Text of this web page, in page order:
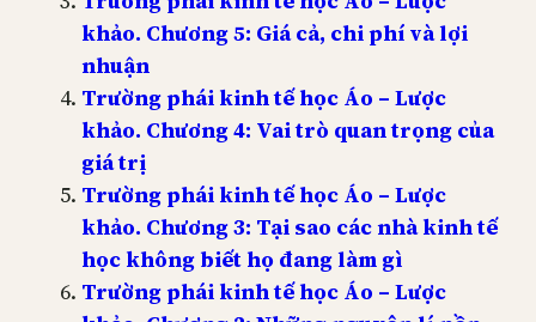
khảo. Chương 5: Giá cả, chi phí và lợi
nhuận
Trường phái kinh tế học Áo – Lược
khảo. Chương 4: Vai trò quan trọng của
giá trị
Trường phái kinh tế học Áo – Lược
khảo. Chương 3: Tại sao các nhà kinh tế
học không biết họ đang làm gì
Trường phái kinh tế học Áo – Lược